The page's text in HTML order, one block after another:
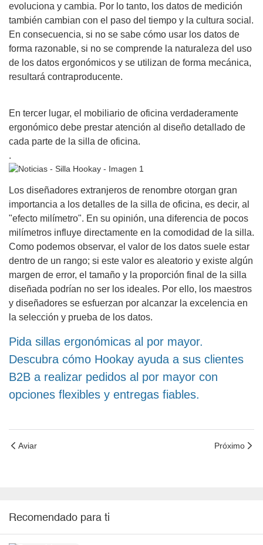
evoluciona y cambia. Por lo tanto, los datos de medición
también cambian con el paso del tiempo y la cultura social.
En consecuencia, si no se sabe cómo usar los datos de
forma razonable, si no se comprende la naturaleza del uso
de los datos ergonómicos y se utilizan de forma mecánica,
resultará contraproducente.
En tercer lugar, el mobiliario de oficina verdaderamente
ergonómico debe prestar atención al diseño detallado de
cada parte de la silla de oficina.
.
Los diseñadores extranjeros de renombre otorgan gran
importancia a los detalles de la silla de oficina, es decir, al
"efecto milímetro". En su opinión, una diferencia de pocos
milímetros influye directamente en la comodidad de la silla.
Como podemos observar, el valor de los datos suele estar
dentro de un rango; si este valor es aleatorio y existe algún
margen de error, el tamaño y la proporción final de la silla
diseñada podrían no ser los ideales. Por ello, los maestros
y diseñadores se esfuerzan por alcanzar la excelencia en
la selección y prueba de los datos.
Pida sillas ergonómicas al por mayor.
Descubra cómo Hookay ayuda a sus clientes
B2B a realizar pedidos al por mayor con
opciones flexibles y entregas fiables.
Aviar Próximo
Recomendado para ti